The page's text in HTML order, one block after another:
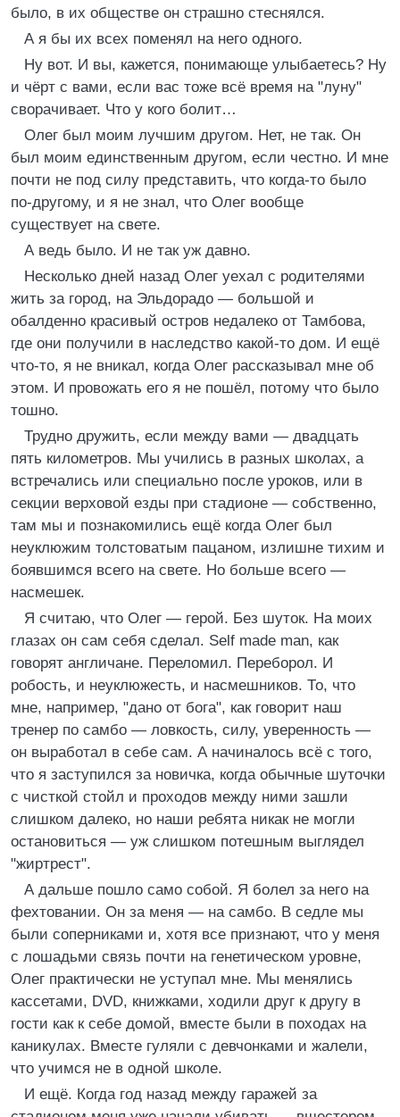
было, в их обществе он страшно стеснялся.
А я бы их всех поменял на него одного.
Ну вот. И вы, кажется, понимающе улыбаетесь? Ну
и чёрт с вами, если вас тоже всё время на "луну"
сворачивает. Что у кого болит…
Олег был моим лучшим другом. Нет, не так. Он
был моим единственным другом, если честно. И мне
почти не под силу представить, что когда-то было
по-другому, и я не знал, что Олег вообще
существует на свете.
А ведь было. И не так уж давно.
Несколько дней назад Олег уехал с родителями
жить за город, на Эльдорадо — большой и
обалденно красивый остров недалеко от Тамбова,
где они получили в наследство какой-то дом. И ещё
что-то, я не вникал, когда Олег рассказывал мне об
этом. И провожать его я не пошёл, потому что было
тошно.
Трудно дружить, если между вами — двадцать
пять километров. Мы учились в разных школах, а
встречались или специально после уроков, или в
секции верховой езды при стадионе — собственно,
там мы и познакомились ещё когда Олег был
неуклюжим толстоватым пацаном, излишне тихим и
боявшимся всего на свете. Но больше всего —
насмешек.
Я считаю, что Олег — герой. Без шуток. На моих
глазах он сам себя сделал. Self made man, как
говорят англичане. Переломил. Переборол. И
робость, и неуклюжесть, и насмешников. То, что
мне, например, "дано от бога", как говорит наш
тренер по самбо — ловкость, силу, уверенность —
он выработал в себе сам. А начиналось всё с того,
что я заступился за новичка, когда обычные шуточки
с чисткой стойл и проходов между ними зашли
слишком далеко, но наши ребята никак не могли
остановиться — уж слишком потешным выглядел
"жиртрест".
А дальше пошло само собой. Я болел за него на
фехтовании. Он за меня — на самбо. В седле мы
были соперниками и, хотя все признают, что у меня
с лошадьми связь почти на генетическом уровне,
Олег практически не уступал мне. Мы менялись
кассетами, DVD, книжками, ходили друг к другу в
гости как к себе домой, вместе были в походах на
каникулах. Вместе гуляли с девчонками и жалели,
что учимся не в одной школе.
И ещё. Когда год назад между гаражей за